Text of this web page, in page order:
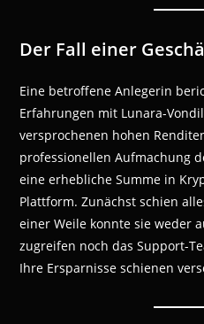
Der Fall einer
Eine betroffene Anlegerin
Erfahrungen mit Lunara-
versprochenen hohen
professionellen Aufmachung
eine erhebliche Summe in
Plattform. Zunächst schien
einer Weile konnte sie weder
zugreifen noch das Support-
Ihre Ersparnisse schienen